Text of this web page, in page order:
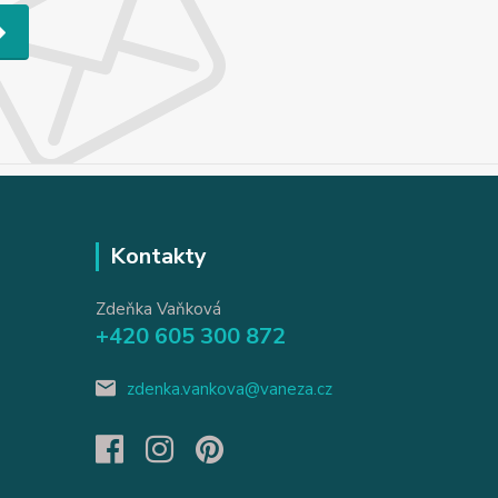
Kontakty
Zdeňka Vaňková
+420 605 300 872
zdenka.vankova@vaneza.cz